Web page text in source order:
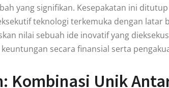
yang signifikan. Kesepakatan ini
teknologi terkemuka dengan latar
nilai sebuah ide inovatif yang
secara finansial serta
Kombinasi Unik